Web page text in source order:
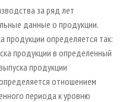
за ряд лет
данные о продукции.
определяется так:
продукции в определенный
продукции
отношением
периода к уровню